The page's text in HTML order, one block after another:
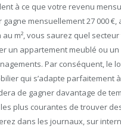
à ce que votre revenu
mensuellement 27 000
m², vous saurez quel
un appartement meublé ou un
Par conséquent, le
qui s’adapte parfaitement
de gagner davantage de
plus courantes de trouver
dans les journaux, sur